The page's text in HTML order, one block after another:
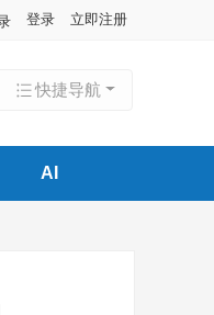
登录 立即注册
快捷导航
AI